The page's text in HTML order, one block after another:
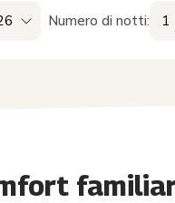
Numero di notti: